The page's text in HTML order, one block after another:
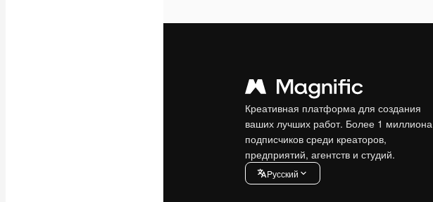
Креативная платформа для создания
ваших лучших работ. Более 1 миллиона
подписчиков среди креаторов,
предприятий, агентств и студий.
Pусский